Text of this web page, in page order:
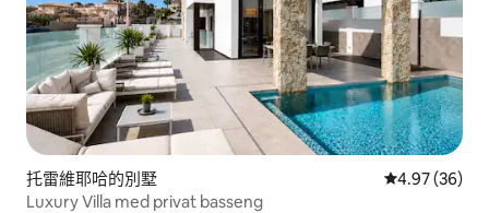
托雷維耶哈的別墅 從 36 則評價
4.97 (36)
Luxury Villa med privat basseng